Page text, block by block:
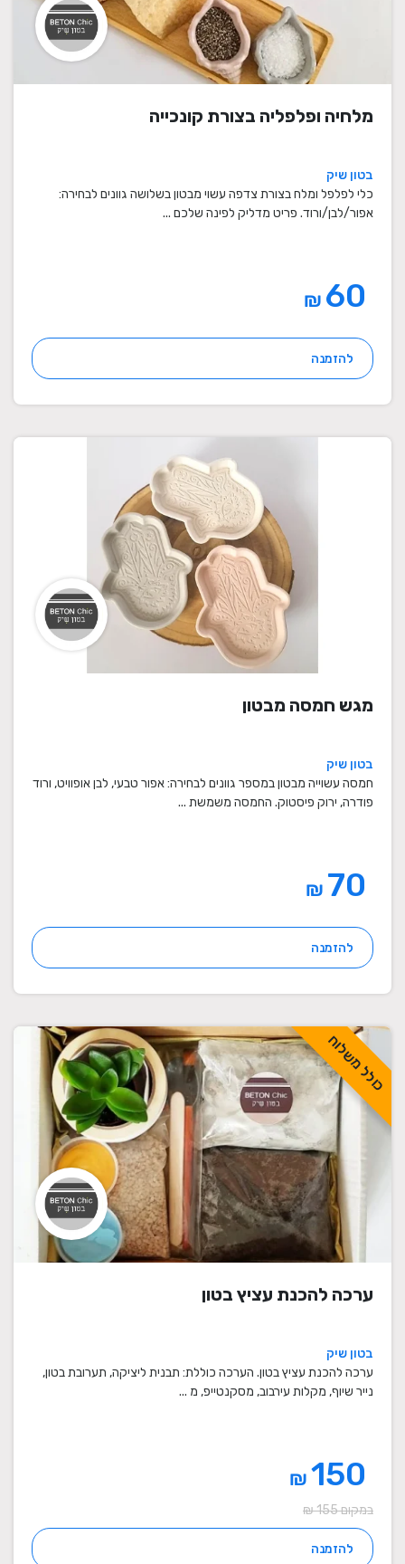
מלחיה ופלפליה בצורת קונכייה
בטון שיק
כלי לפלפל ומלח בצורת צדפה עשוי מבטון בשלושה גוונים לבחירה:
אפור/לבן/ורוד. פריט מדליק לפינה שלכם ...
₪
להזמנה
מגש חמסה מבטון
בטון שיק
חמסה עשוייה מבטון במספר גוונים לבחירה: אפור טבעי, לבן אופוויט, ורוד
פודרה, ירוק פיסטוק. החמסה משמשת ...
₪
להזמנה
כולל משלוח
ערכה להכנת עציץ בטון
בטון שיק
ערכה להכנת עציץ בטון. הערכה כוללת: תבנית ליציקה, תערובת בטון,
נייר שיוף, מקלות עירבוב, מסקנטייפ, מ ...
₪
במקום 155 ₪
להזמנה